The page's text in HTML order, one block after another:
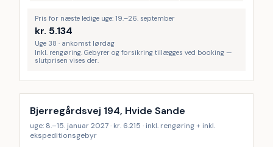
Pris for næste ledige uge: 19.–26. september
kr. 5.134
Uge 38 · ankomst lørdag
Inkl. rengøring. Gebyrer og forsikring tillægges ved booking —
slutprisen vises der.
Inkl. rengøring
Bjerregårdsvej 194, Hvide Sande
uge: 8.–15. januar 2027 · kr. 6.215 · inkl. rengøring + inkl.
ekspeditionsgebyr